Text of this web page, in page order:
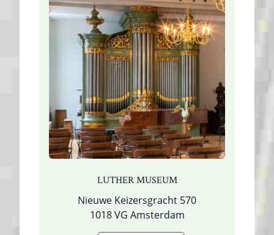
LUTHER MUSEUM
Nieuwe Keizersgracht 570
1018 VG Amsterdam